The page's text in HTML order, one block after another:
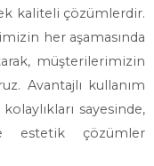
kaliteli çözümlerdir.
her aşamasında
müşterilerimizin
Avantajlı kullanım
sayesinde,
estetik çözümler